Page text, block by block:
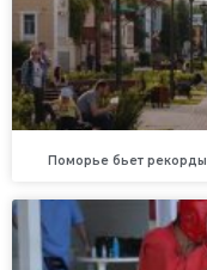
Поморье бьет рекорды